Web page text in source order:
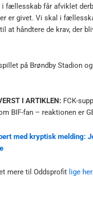
i fællesskab får afviklet
er givet. Vi skal i
at håndtere de krav, der
på Brøndby Stadion
I ARTIKLEN: FCK-
BIF-fan – reaktionen er
med kryptisk melding:
mere til Oddsprofit lige her.